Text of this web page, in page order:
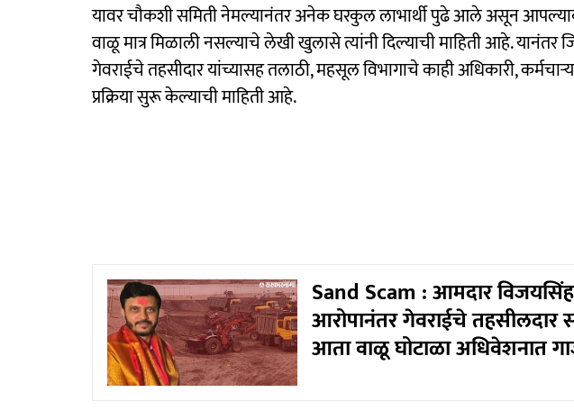
यावर चौकशी समिती नेमल्यानंतर अनेक घरकुल लाभार्थी पुढे आले असून
वाळू मात्र मिळाली नसल्याचे लेखी खुलासे त्यांनी दिल्याची माहिती आहे. यानंतर
गेवराईचे तहसीदार यांच्यासह तलाठी, महसूल विभागाचे काही अधिकारी,
प्रक्रिया सुरू केल्याची माहिती आहे.
Sand Scam : आमदार विजयसिंह
आरोपानंतर गेवराईचे
आता वाळू घोटाळा अधिवेशनात